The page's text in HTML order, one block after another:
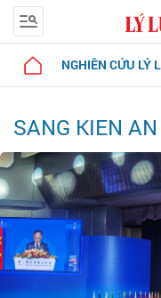
NGHIÊN CỨU LÝ
SANG KIEN